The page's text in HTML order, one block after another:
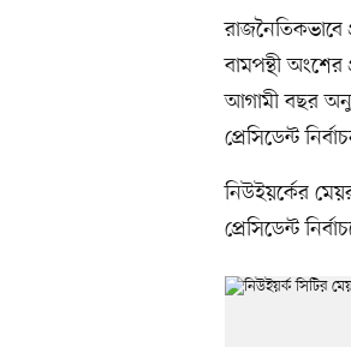
রাজনৈতিকভাবে
বামপন্থী অংশের
আগামী বছর
প্রেসিডেন্ট
নিউইয়র্কের
প্রেসিডেন্ট